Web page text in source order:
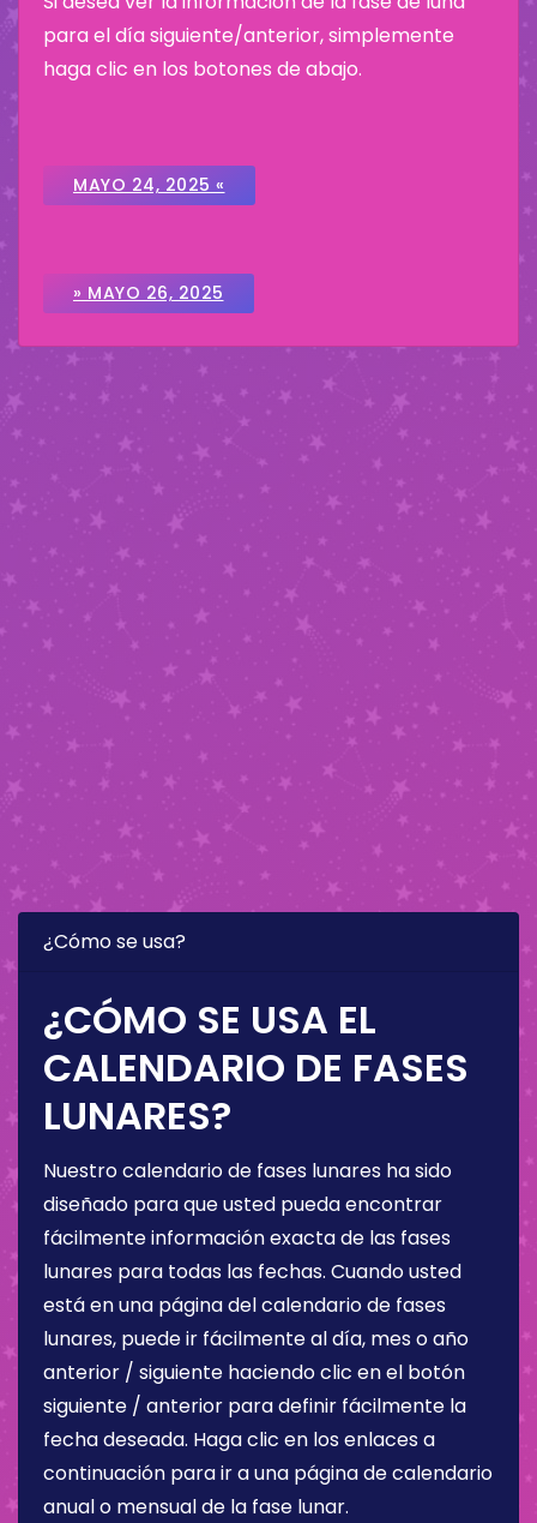
para el día siguiente/anterior, simplemente
haga clic en los botones de abajo.
MAYO 24, 2025 «
» MAYO 26, 2025
¿Cómo se usa?
¿CÓMO SE USA EL
CALENDARIO DE FASES
LUNARES?
Nuestro calendario de fases lunares ha sido
diseñado para que usted pueda encontrar
fácilmente información exacta de las fases
lunares para todas las fechas. Cuando usted
está en una página del calendario de fases
lunares, puede ir fácilmente al día, mes o año
anterior / siguiente haciendo clic en el botón
siguiente / anterior para definir fácilmente la
fecha deseada. Haga clic en los enlaces a
continuación para ir a una página de calendario
anual o mensual de la fase lunar.